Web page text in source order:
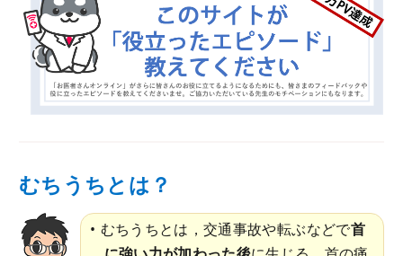
むちうちとは？
むちうちとは，交通事故や転ぶなどで首